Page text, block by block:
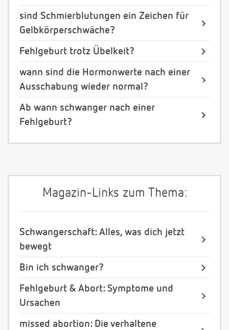
sind Schmierblutungen ein Zeichen für
Gelbkörperschwäche?
Fehlgeburt trotz Übelkeit?
wann sind die Hormonwerte nach einer
Ausschabung wieder normal?
Ab wann schwanger nach einer
Fehlgeburt?
Magazin-Links zum Thema:
Schwangerschaft: Alles, was dich jetzt
bewegt
Bin ich schwanger?
Fehlgeburt & Abort: Symptome und
Ursachen
missed abortion: Die verhaltene